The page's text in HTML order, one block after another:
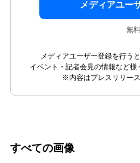
メディアユー
無料
メディアユーザー登録を行う
イベント・記者会見の情報など様
※内容はプレスリリース
すべての画像